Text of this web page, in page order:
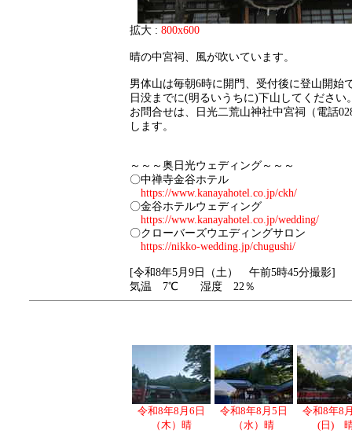
拡大 : 800x600
晴の中宮祠、風が吹いています。
男体山は毎朝6時に開門、受付後に登山開始
日没までに(明るいうちに)下山してください
お問合せは、日光二荒山神社中宮祠（電話
します。
～～～奥日光ウェディング～～～
〇中禅寺金谷ホテル
https://www.kanayahotel.co.jp/ckh/
〇金谷ホテルウェディング
https://www.kanayahotel.co.jp/wedding/
〇クローバーズウエディングサロン
https://nikko-wedding.jp/chugushi/
[令和8年5月9日（土） 午前5時45分撮影]
気温 7℃ 湿度 22％
令和8年8月6日
（木）晴
令和8年8月5日
（水）晴
令和8年8
(日)